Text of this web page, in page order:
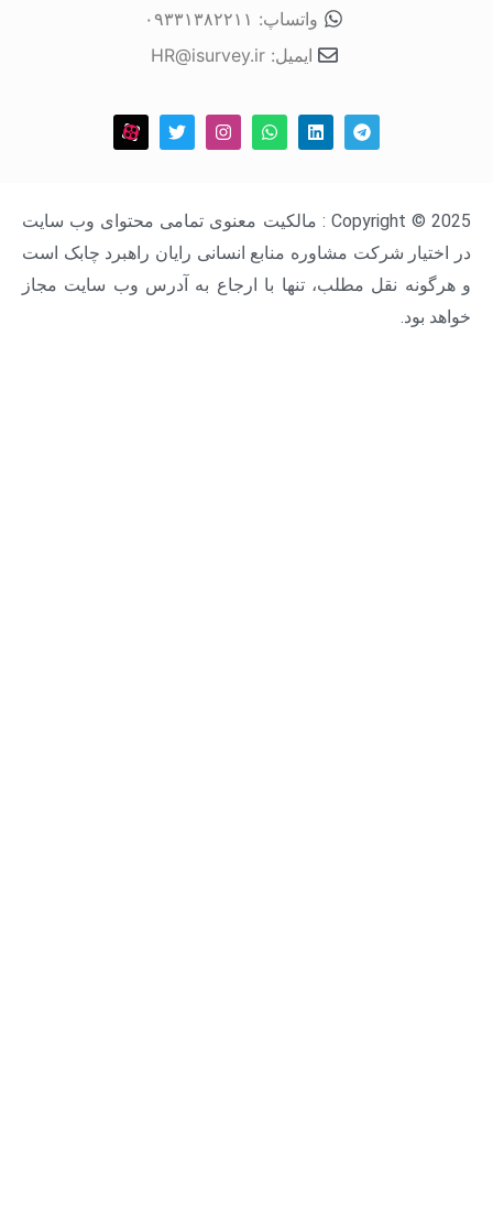
واتساپ: ۰۹۳۳۱۳۸۲۲۱۱
Copyright © 2025 : مالکیت معنوی تمامی محتوای وب سایت
شرکت مشاوره منابع انسانی رایان راهبرد چابک است
نقل مطلب، تنها با ارجاع به آدرس وب سایت مجاز